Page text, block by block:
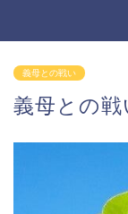
義母との戦い
義母との戦